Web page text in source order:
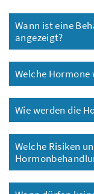
Wann ist eine
angezeigt?
Welche Hormone
Wie werden die
Welche Risiken